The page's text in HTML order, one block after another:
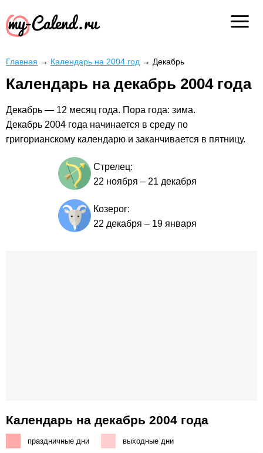
Главная → Календарь на 2004 год → Декабрь
Календарь на декабрь 2004 года
Декабрь — 12 месяц года. Пора года: зима.
Декабрь 2004 года начинается в среду по
григорианскому календарю и заканчивается в пятницу.
Стрелец:
22 ноября – 21 декабря
Козерог:
22 декабря – 19 января
Календарь на декабрь 2004 года
праздничные дни выходные дни